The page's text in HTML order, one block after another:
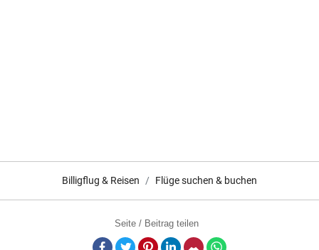
Billigflug & Reisen Flüge suchen & buchen
Seite / Beitrag teilen
Facebook
TwitterPinterestLinkedInE-Mail